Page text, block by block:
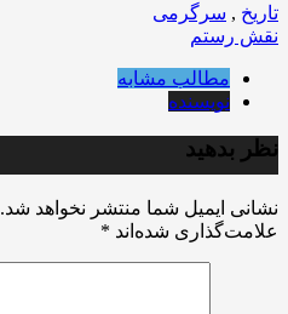
تاریخ , سرگرمی
نقش رستم
مطالب مشابه
نویسنده
نظر بدهید
نشانی ایمیل شما منتشر نخواهد شد.
علامت‌گذاری شده‌اند *